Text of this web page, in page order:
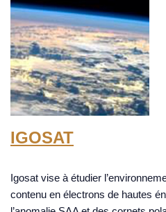
IGOSAT
Igosat vise à étudier
contenu en électrons de hautes